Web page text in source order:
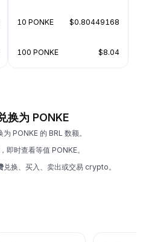
10 PONKE $0.80449168
100 PONKE $8.04
换为 PONKE
PONKE 的 BRL 数额。
即时查看等值 PONKE。
兑换、买入、卖出或交易 crypto。